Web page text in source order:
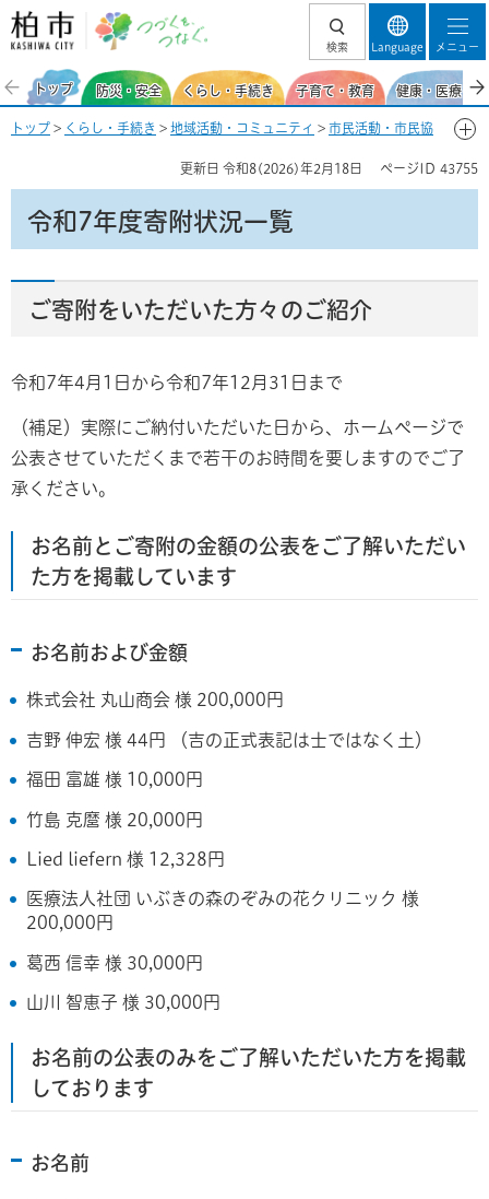
柏市 つづくを、
検索 Language メニュー
トップ 防災・安全 くらし・手続き 子育て・教育 健康・医療・
トップ > くらし・手続き > 地域活動・コミュニティ > 市民活動・市民協
柏市民公益活動促進基金（柏・愛らぶ基金）―
寄附する―> 令和7年度寄附状況一覧
更新日 令和8(2026)年2月18日 ページID 43755
令和7年度寄附状況一覧
ご寄附をいただいた方々のご紹介
令和7年4月1日から令和7年12月31日まで
（補足）実際にご納付いただいた日から、ホームページで
公表させていただくまで若干のお時間を要しますのでご了
承ください。
お名前とご寄附の金額の公表をご了解いただい
た方を掲載しています
お名前および金額
株式会社 丸山商会 様 200,000円
吉野 伸宏 様 44円 （吉の正式表記は士ではなく土）
福田 富雄 様 10,000円
竹島 克麿 様 20,000円
Lied liefern 様 12,328円
医療法人社団 いぶきの森のぞみの花クリニック 様
200,000円
葛西 信幸 様 30,000円
山川 智恵子 様 30,000円
お名前の公表のみをご了解いただいた方を掲載
しております
お名前